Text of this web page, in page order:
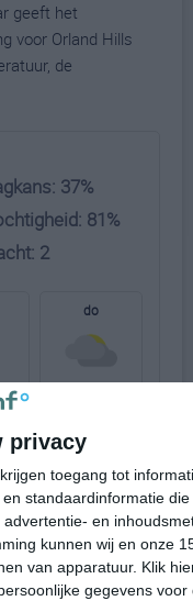
privacy
toegang tot
standaardinformatie
en
kunnen wij en onze
van apparatuur. Klik
gegevens voor
geeft het
voor Orland Hills
de
37%
81%
2
do
26°C
11:00